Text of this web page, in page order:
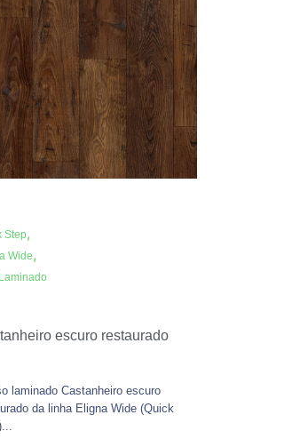
Step,
Wide,
escuro restaurado
laminado Castanheiro escuro
da linha Eligna Wide (Quick